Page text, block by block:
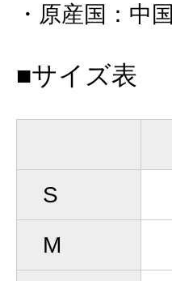
原産国 ： 中国
■サイズ表
S
M